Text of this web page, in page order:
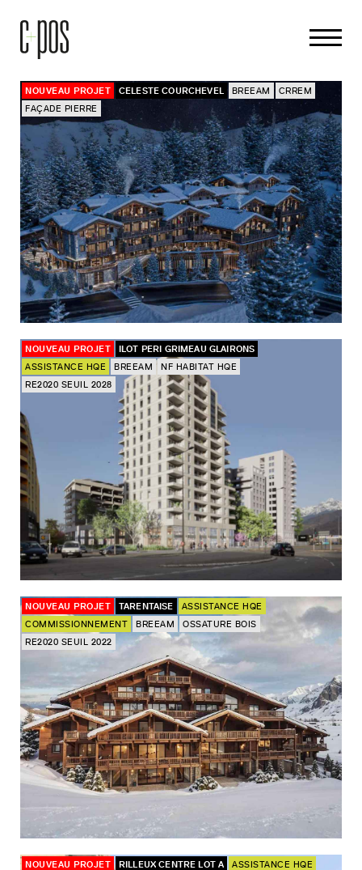
NOUVEAU PROJET CELESTE COURCHEVEL BREEAM
CRREM
FAÇADE PIERRE
NOUVEAU PROJET
ILOT PERI GRIMEAU GLAIRONS
ASSISTANCE HQE
BREEAM
NF HABITAT HQE
RE2020 SEUIL 2028
NOUVEAU PROJET TARENTAISE
ASSISTANCE HQE
COMMISSIONNEMENT
BREEAM
OSSATURE BOIS
RE2020 SEUIL 2022
NOUVEAU PROJET RILLEUX CENTRE LOT A
ASSISTANCE HQE